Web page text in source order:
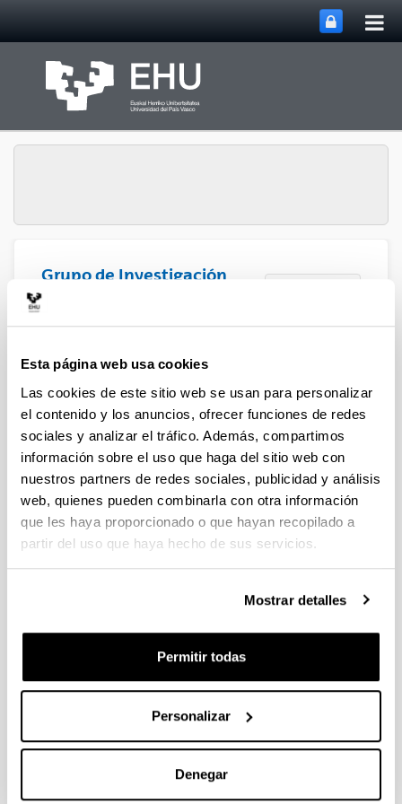
Esta página web usa cookies
Las cookies de este sitio web se usan para personalizar
el contenido y los anuncios, ofrecer funciones de redes
sociales y analizar el tráfico. Además, compartimos
información sobre el uso que haga del sitio web con
nuestros partners de redes sociales, publicidad y análisis
web, quienes pueden combinarla con otra información
que les haya proporcionado o que hayan recopilado a
partir del uso que haya hecho de sus servicios.
Mostrar detalles
Permitir todas
Personalizar
Denegar
Grupo de Investigación
SUPREN
Esther Acha - Artículos (a
partir del 2004)
Water sorption enhanced CO2
methanation process: Optimization
of reaction conditions and study of
various sorbents
Autoría:
2021
Chemical Engineering Science
ISBN/ISSN:
DOI: